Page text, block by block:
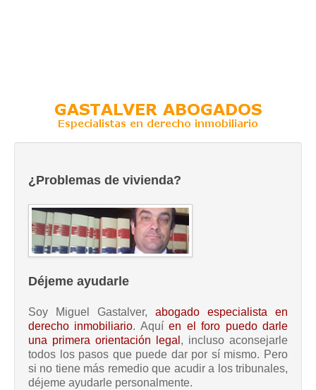
¿Problemas de vivienda?
Déjeme ayudarle
Soy Miguel Gastalver, abogado especialista en
derecho inmobiliario. Aquíen el foro puedo darle
una primera orientación legal , incluso aconsejarle
todos los pasos que puede dar por sí mismo. Pero
si no tiene más remedio que acudir a los tribunales,
déjeme ayudarle personalmente.